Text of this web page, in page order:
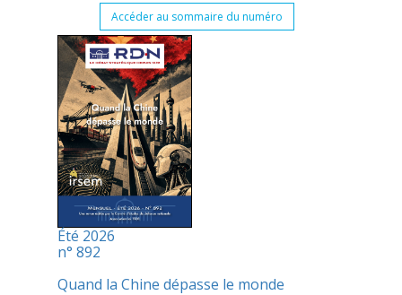
Accéder au sommaire du numéro
Été 2026
n° 892
Quand la Chine dépasse le monde